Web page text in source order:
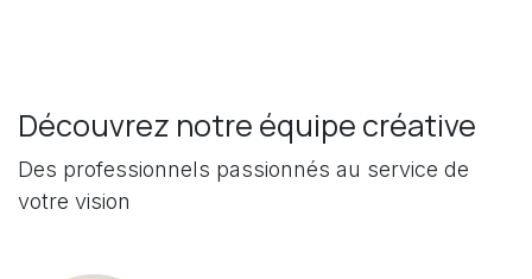
Découvrez notre équipe créative
Des professionnels passionnés au service de
votre vision